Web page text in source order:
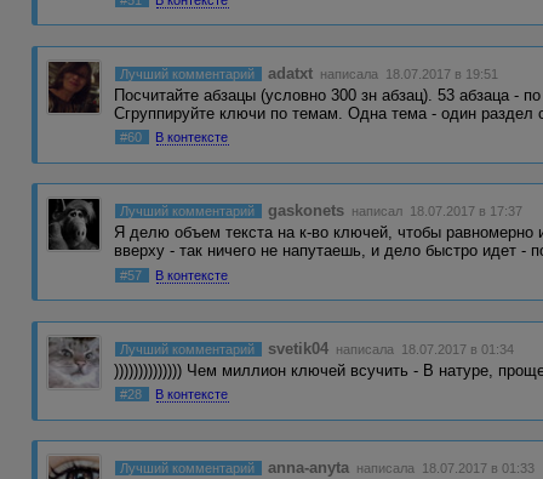
Лучший комментарий adatxt написала 18.07.2017 в 19:51
Посчитайте абзацы (условно 300 зн абзац). 53 абзаца -
Сгруппируйте ключи по темам. Одна тема - один раздел
#60 В контексте
Лучший комментарий gaskonets написал 18.07.2017 в 17:37
Я делю объем текста на к-во ключей, чтобы равномерно
вверху - так ничего не напутаешь, и дело быстро идет -
#57 В контексте
Лучший комментарий svetik04 написала 18.07.2017 в 01:34
)))))))))))))) Чем миллион ключей всучить - В натуре,
#28 В контексте
Лучший комментарий anna-anyta написала 18.07.2017 в 01:33